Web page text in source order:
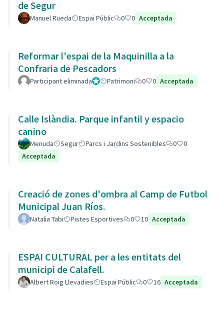
de Segur
Manuel Rueda Espai Públic 0 0 Acceptada
Reformar l'espai de la Maquinilla a la
Confraria de Pescadors
Participant eliminadaAdministrador
Patrimoni 0 0 Acceptada
Calle Islàndia. Parque infantil y espacio
canino
Menuda Segur Parcs i Jardins Sostenibles 0
0
Acceptada
Creació de zones d'ombra al Camp de Futbol
Municipal Juan Ríos.
Natalia Tabi Pistes Esportives 0 10 Acceptada
ESPAI CULTURAL per a les entitats del
municipi de Calafell.
Albert Roig Llevadies Espai Públic 0 16 Acceptada